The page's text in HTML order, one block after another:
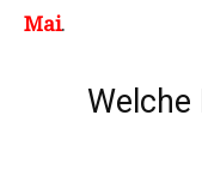
Mai.
Welche